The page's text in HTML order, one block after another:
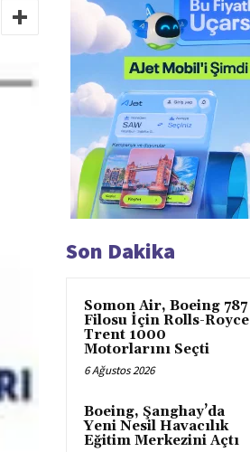
Son Dakika
Somon Air, Boeing 787
Filosu İçin Rolls-Royce
Trent 1000
Motorlarını Seçti
6 Ağustos 2026
Boeing, Şanghay’da
Yeni Nesil Havacılık
Eğitim Merkezini Açtı